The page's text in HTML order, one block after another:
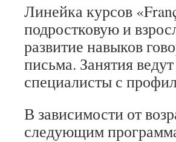
Линейка курсов
подростковую и
развитие навыков
письма. Занятия
специалисты с
В зависимости от
следующим